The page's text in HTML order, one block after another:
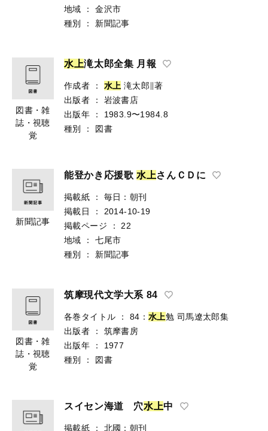
地域
：
金沢市
種別
： 新聞記事
図書・雑
誌・視聴
覚
水 上滝太郎全集 月報
作成者 ： 水上 滝太郎∥著
出版者
：
岩波書店
出版年
：
1983.9〜1984.8
種別
： 図書
新聞記事
能登かき応援歌 水 上さんＣＤに
掲載紙 ：
毎日：朝刊
掲載日
：
2014-10-19
掲載ページ
：
22
地域
：
七尾市
種別
： 新聞記事
図書・雑
誌・視聴
覚
筑摩現代文学大系 84
各巻タイトル ： 84：水 上勉 司馬遼太郎集
出版者
：
筑摩書房
出版年
：
1977
種別
： 図書
スイセン海道 穴水 上中
掲載紙 ：
北國：朝刊